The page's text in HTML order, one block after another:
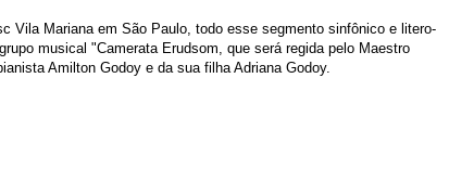
Vila Mariana em São Paulo, todo esse segmento sinfônico e litero-
musical "Camerata Erudsom, que será regida pelo Maestro
Amilton Godoy e da sua filha Adriana Godoy.